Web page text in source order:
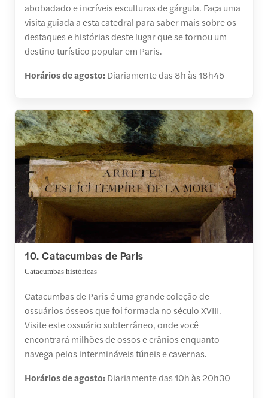
abobadado e incríveis esculturas de gárgula. Faça uma
visita guiada a esta catedral para saber mais sobre os
destaques e histórias deste lugar que se tornou um
destino turístico popular em Paris.
Horários de agosto: Diariamente das 8h às 18h45
10. Catacumbas de Paris
Catacumbas históricas
Catacumbas de Paris é uma grande coleção de
ossuários ósseos que foi formada no século XVIII.
Visite este ossuário subterrâneo, onde você
encontrará milhões de ossos e crânios enquanto
navega pelos intermináveis túneis e cavernas.
Horários de agosto: Diariamente das 10h às 20h30